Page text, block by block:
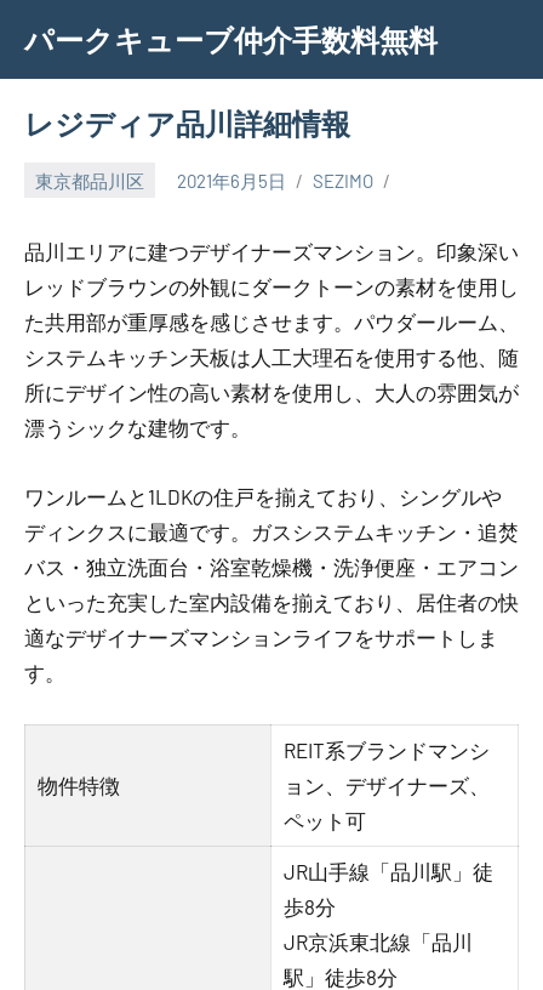
content
パークキューブ仲介手数料無料
レジディア品川詳細情報
東京都品川区 2021年6月5日 SEZIMO
品川エリアに建つデザイナーズマンション。印象深い
レッドブラウンの外観にダークトーンの素材を使用し
た共用部が重厚感を感じさせます。パウダールーム、
システムキッチン天板は人工大理石を使用する他、随
所にデザイン性の高い素材を使用し、大人の雰囲気が
漂うシックな建物です。
ワンルームと1LDKの住戸を揃えており、シングルや
ディンクスに最適です。ガスシステムキッチン・追焚
バス・独立洗面台・浴室乾燥機・洗浄便座・エアコン
といった充実した室内設備を揃えており、居住者の快
適なデザイナーズマンションライフをサポートしま
す。
物件特徴
REIT系ブランドマンシ
ョン、デザイナーズ、
ペット可
JR山手線「品川駅」徒
歩8分
JR京浜東北線「品川
駅」徒歩8分